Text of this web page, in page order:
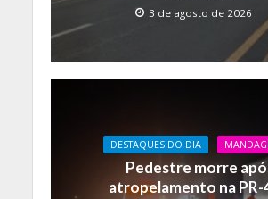
3 de agosto de 2026
DESTAQUES DO DIA
Pedestre morre
atropelamento na PR-